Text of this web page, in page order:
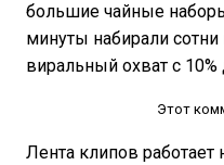
большие чайные
минуты набирали
виральный охват с 10%
Этот
Лента клипов работает